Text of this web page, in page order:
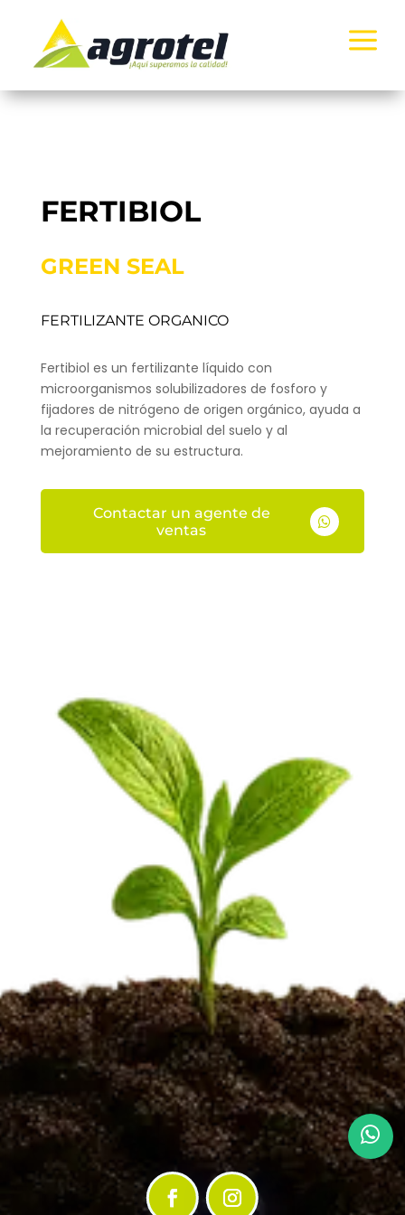
a
FERTIBIOL
GREEN SEAL
FERTILIZANTE ORGANICO
Fertibiol es un fertilizante líquido con
microorganismos solubilizadores de fosforo y
fijadores de nitrógeno de origen orgánico, ayuda a
la recuperación microbial del suelo y al
mejoramiento de su estructura.

Contactar un agente de
ventas